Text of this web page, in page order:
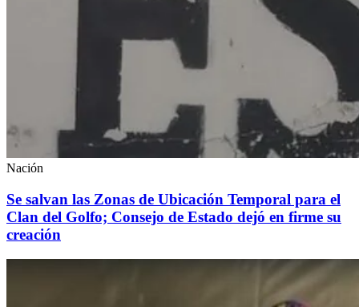
Nación
Se salvan las Zonas de Ubicación Temporal para el
Clan del Golfo; Consejo de Estado dejó en firme su
creación